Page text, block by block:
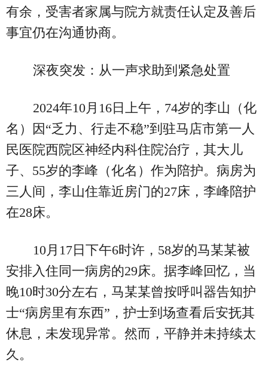
有余，受害者家属与院方就责任认定及善后
事宜仍在沟通协商。
深夜突发：从一声求助到紧急处置
2024年10月16日上午，74岁的李山（化
名）因“乏力、行走不稳”到驻马店市第一人
民医院西院区神经内科住院治疗，其大儿
子、55岁的李峰（化名）作为陪护。病房为
三人间，李山住靠近房门的27床，李峰陪护
在28床。
10月17日下午6时许，58岁的马某某被
安排入住同一病房的29床。据李峰回忆，当
晚10时30分左右，马某某曾按呼叫器告知护
士“病房里有东西”，护士到场查看后安抚其
休息，未发现异常。然而，平静并未持续太
久。